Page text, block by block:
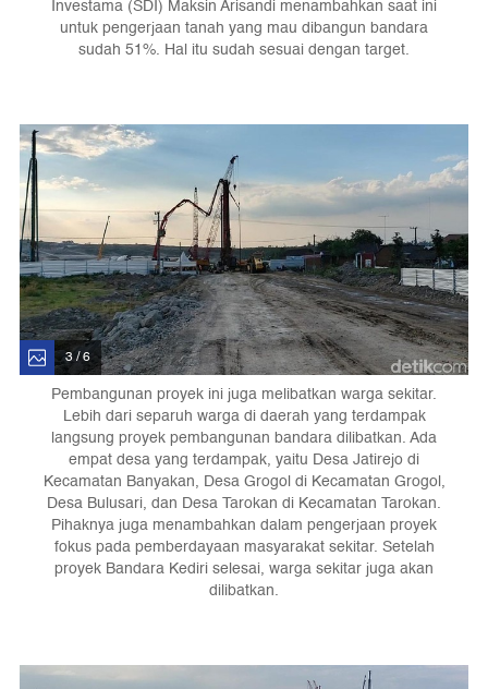
Investama (SDI) Maksin Arisandi menambahkan saat ini
untuk pengerjaan tanah yang mau dibangun bandara
sudah 51%. Hal itu sudah sesuai dengan target.
3 / 6
Pembangunan proyek ini juga melibatkan warga sekitar.
Lebih dari separuh warga di daerah yang terdampak
langsung proyek pembangunan bandara dilibatkan. Ada
empat desa yang terdampak, yaitu Desa Jatirejo di
Kecamatan Banyakan, Desa Grogol di Kecamatan Grogol,
Desa Bulusari, dan Desa Tarokan di Kecamatan Tarokan.
Pihaknya juga menambahkan dalam pengerjaan proyek
fokus pada pemberdayaan masyarakat sekitar. Setelah
proyek Bandara Kediri selesai, warga sekitar juga akan
dilibatkan.